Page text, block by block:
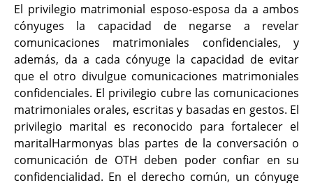
El privilegio matrimonial esposo-esposa da a ambos
cónyuges la capacidad de negarse a revelar
comunicaciones matrimoniales confidenciales, y
además, da a cada cónyuge la capacidad de evitar
que el otro divulgue comunicaciones matrimoniales
confidenciales. El privilegio cubre las comunicaciones
matrimoniales orales, escritas y basadas en gestos. El
privilegio marital es reconocido para fortalecer el
maritalHarmonyas blas partes de la conversación o
comunicación de OTH deben poder confiar en su
confidencialidad. En el derecho común, un cónyuge